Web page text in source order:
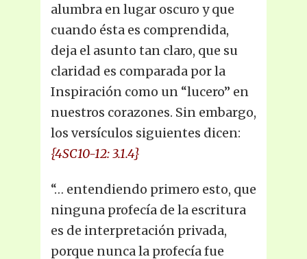
alumbra en lugar oscuro y que
cuando ésta es comprendida,
deja el asunto tan claro, que su
claridad es comparada por la
Inspiración como un “lucero” en
nuestros corazones. Sin embargo,
los versículos siguientes dicen:
{4SC10-12: 3.1.4}
“… entendiendo primero esto, que
ninguna profecía de la escritura
es de interpretación privada,
porque nunca la profecía fue